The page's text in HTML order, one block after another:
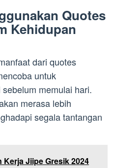
Quotes
Kehidupan
dari quotes
untuk
memulai hari.
merasa lebih
segala tantangan
Kerja Jiipe Gresik 2024